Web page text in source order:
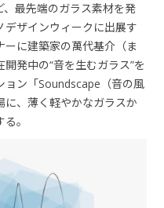
最先端のガラス素材を発
デザインウィークに出展す
に建築家の萬代基介（ま
発中の“音を生むガラス”を
ョン「Soundscape（音の風
、薄く軽やかなガラスか
。